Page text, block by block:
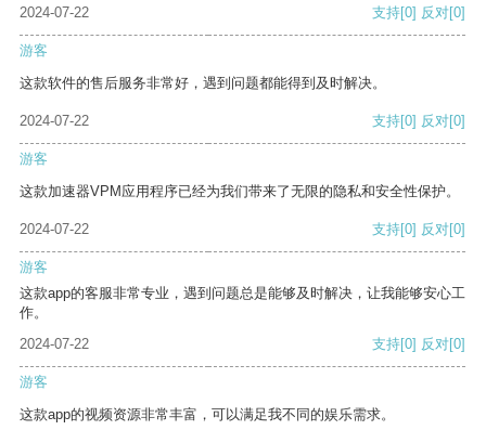
2024-07-22 支持[0] 反对[0]
游客
这款软件的售后服务非常好，遇到问题都能得到及时解决。
2024-07-22 支持[0] 反对[0]
游客
这款加速器VPM应用程序已经为我们带来了无限的隐私和安全性保护。
2024-07-22 支持[0] 反对[0]
游客
这款app的客服非常专业，遇到问题总是能够及时解决，让我能够安心工
作。
2024-07-22
支持[0] 反对[0]
游客
这款app的视频资源非常丰富，可以满足我不同的娱乐需求。